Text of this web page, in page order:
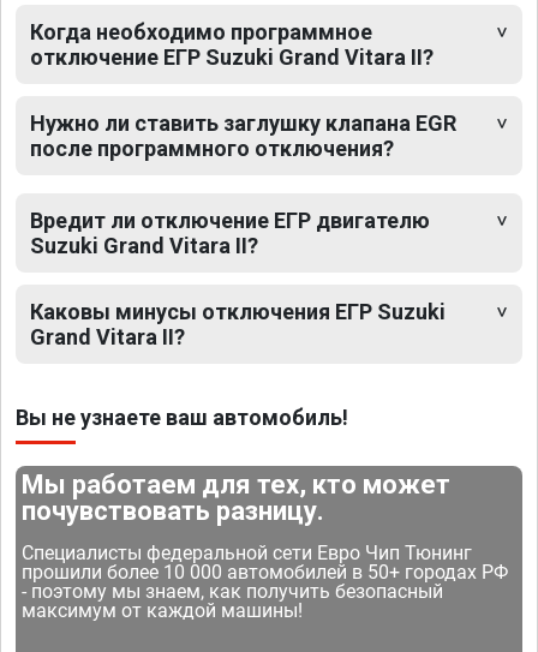
Когда необходимо программное
отключение ЕГР Suzuki Grand Vitara II?
Нужно ли ставить заглушку клапана EGR
после программного отключения?
Вредит ли отключение ЕГР двигателю
Suzuki Grand Vitara II?
Каковы минусы отключения ЕГР Suzuki
Grand Vitara II?
Вы не узнаете ваш автомобиль!
Мы работаем для тех, кто может
почувствовать разницу.
Специалисты федеральной сети Евро Чип Тюнинг
прошили более 10 000 автомобилей в 50+ городах РФ
- поэтому мы знаем, как получить безопасный
максимум от каждой машины!